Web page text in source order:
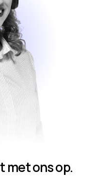
met ons op.